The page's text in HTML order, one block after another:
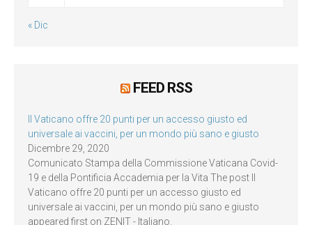
« Dic
FEED RSS
Il Vaticano offre 20 punti per un accesso giusto ed
universale ai vaccini, per un mondo più sano e giusto
Dicembre 29, 2020
Comunicato Stampa della Commissione Vaticana Covid-
19 e della Pontificia Accademia per la Vita The post Il
Vaticano offre 20 punti per un accesso giusto ed
universale ai vaccini, per un mondo più sano e giusto
appeared first on ZENIT - Italiano.